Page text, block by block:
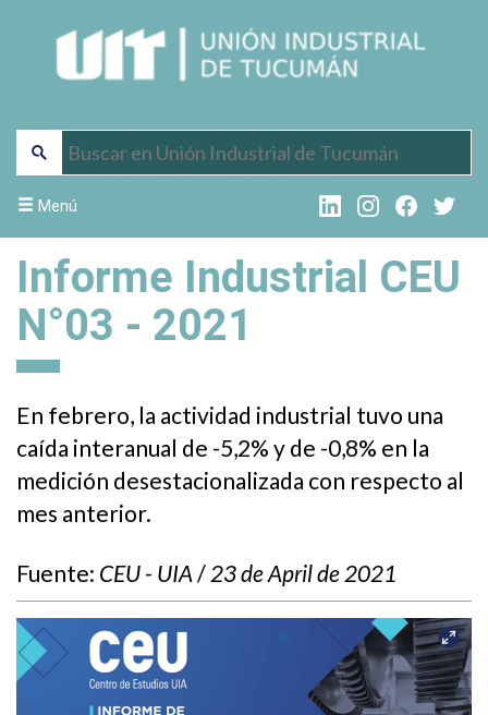
Menú
Informe Industrial CEU
N°03 - 2021
En febrero, la actividad industrial tuvo una
caída interanual de -5,2% y de -0,8% en la
medición desestacionalizada con respecto al
mes anterior.
Fuente: CEU - UIA / 23 de April de 2021